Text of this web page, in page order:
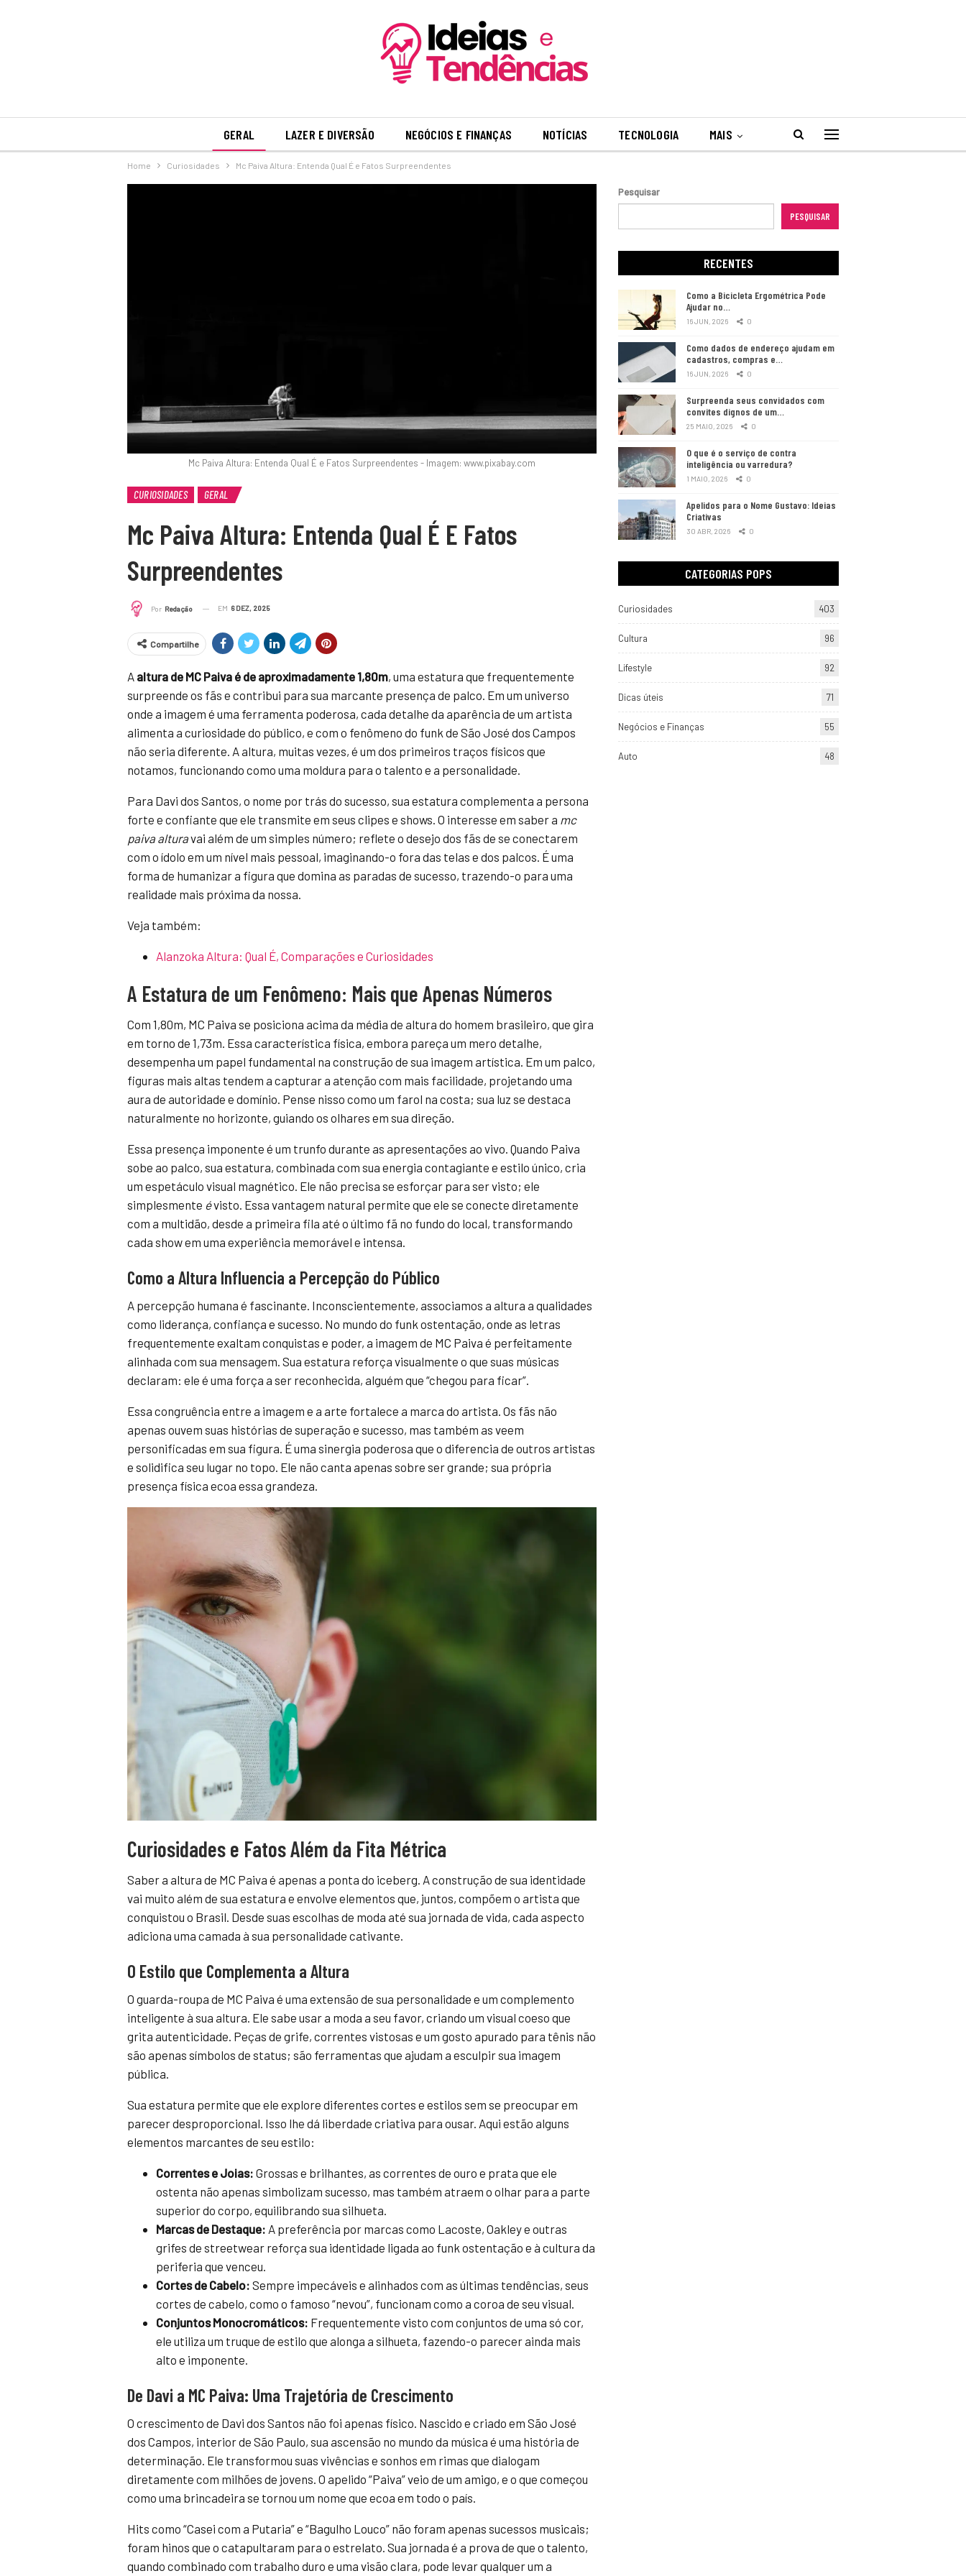
GERAL LAZER E DIVERSÃO NEGÓCIOS E FINANÇAS NOTÍCIAS TECNOLOGIA MAIS
Home Curiosidades Mc Paiva Altura: Entenda Qual É e Fatos Surpreendentes
Mc Paiva Altura: Entenda Qual É e Fatos Surpreendentes - Imagem: www.pixabay.com
CURIOSIDADES GERAL
Mc Paiva Altura: Entenda Qual É E Fatos
Surpreendentes
Por Redação EM 6 DEZ, 2025
Compartilhe
A altura de MC Paiva é de aproximadamente 1,80m, uma estatura que frequentemente
surpreende os fãs e contribui para sua marcante presença de palco. Em um universo
onde a imagem é uma ferramenta poderosa, cada detalhe da aparência de um artista
alimenta a curiosidade do público, e com o fenômeno do funk de São José dos Campos
não seria diferente. A altura, muitas vezes, é um dos primeiros traços físicos que
notamos, funcionando como uma moldura para o talento e a personalidade.
Para Davi dos Santos, o nome por trás do sucesso, sua estatura complementa a persona
forte e confiante que ele transmite em seus clipes e shows. O interesse em saber a mc
paiva alturavai além de um simples número; reflete o desejo dos fãs de se conectarem
com o ídolo em um nível mais pessoal, imaginando-o fora das telas e dos palcos. É uma
forma de humanizar a figura que domina as paradas de sucesso, trazendo-o para uma
realidade mais próxima da nossa.
Veja também:
Alanzoka Altura: Qual É, Comparações e Curiosidades
A Estatura de um Fenômeno: Mais que Apenas Números
Com 1,80m, MC Paiva se posiciona acima da média de altura do homem brasileiro, que gira
em torno de 1,73m. Essa característica física, embora pareça um mero detalhe,
desempenha um papel fundamental na construção de sua imagem artística. Em um palco,
figuras mais altas tendem a capturar a atenção com mais facilidade, projetando uma
aura de autoridade e domínio. Pense nisso como um farol na costa; sua luz se destaca
naturalmente no horizonte, guiando os olhares em sua direção.
Essa presença imponente é um trunfo durante as apresentações ao vivo. Quando Paiva
sobe ao palco, sua estatura, combinada com sua energia contagiante e estilo único, cria
um espetáculo visual magnético. Ele não precisa se esforçar para ser visto; ele
simplesmente évisto. Essa vantagem natural permite que ele se conecte diretamente
com a multidão, desde a primeira fila até o último fã no fundo do local, transformando
cada show em uma experiência memorável e intensa.
Como a Altura Influencia a Percepção do Público
A percepção humana é fascinante. Inconscientemente, associamos a altura a qualidades
como liderança, confiança e sucesso. No mundo do funk ostentação, onde as letras
frequentemente exaltam conquistas e poder, a imagem de MC Paiva é perfeitamente
alinhada com sua mensagem. Sua estatura reforça visualmente o que suas músicas
declaram: ele é uma força a ser reconhecida, alguém que “chegou para ficar”.
Essa congruência entre a imagem e a arte fortalece a marca do artista. Os fãs não
apenas ouvem suas histórias de superação e sucesso, mas também as veem
personificadas em sua figura. É uma sinergia poderosa que o diferencia de outros artistas
e solidifica seu lugar no topo. Ele não canta apenas sobre ser grande; sua própria
presença física ecoa essa grandeza.
Curiosidades e Fatos Além da Fita Métrica
Saber a altura de MC Paiva é apenas a ponta do iceberg. A construção de sua identidade
vai muito além de sua estatura e envolve elementos que, juntos, compõem o artista que
conquistou o Brasil. Desde suas escolhas de moda até sua jornada de vida, cada aspecto
adiciona uma camada à sua personalidade cativante.
O Estilo que Complementa a Altura
O guarda-roupa de MC Paiva é uma extensão de sua personalidade e um complemento
inteligente à sua altura. Ele sabe usar a moda a seu favor, criando um visual coeso que
grita autenticidade. Peças de grife, correntes vistosas e um gosto apurado para tênis não
são apenas símbolos de status; são ferramentas que ajudam a esculpir sua imagem
pública.
Sua estatura permite que ele explore diferentes cortes e estilos sem se preocupar em
parecer desproporcional. Isso lhe dá liberdade criativa para ousar. Aqui estão alguns
elementos marcantes de seu estilo:
Correntes e Joias: Grossas e brilhantes, as correntes de ouro e prata que ele
ostenta não apenas simbolizam sucesso, mas também atraem o olhar para a parte
superior do corpo, equilibrando sua silhueta.
Marcas de Destaque: A preferência por marcas como Lacoste, Oakley e outras
grifes de streetwear reforça sua identidade ligada ao funk ostentação e à cultura da
periferia que venceu.
Cortes de Cabelo: Sempre impecáveis e alinhados com as últimas tendências, seus
cortes de cabelo, como o famoso “nevou”, funcionam como a coroa de seu visual.
Conjuntos Monocromáticos: Frequentemente visto com conjuntos de uma só cor,
ele utiliza um truque de estilo que alonga a silhueta, fazendo-o parecer ainda mais
alto e imponente.
De Davi a MC Paiva: Uma Trajetória de Crescimento
O crescimento de Davi dos Santos não foi apenas físico. Nascido e criado em São José
dos Campos, interior de São Paulo, sua ascensão no mundo da música é uma história de
determinação. Ele transformou suas vivências e sonhos em rimas que dialogam
diretamente com milhões de jovens. O apelido “Paiva” veio de um amigo, e o que começou
como uma brincadeira se tornou um nome que ecoa em todo o país.
Hits como “Casei com a Putaria” e “Bagulho Louco” não foram apenas sucessos musicais;
foram hinos que o catapultaram para o estrelato. Sua jornada é a prova de que o talento,
quando combinado com trabalho duro e uma visão clara, pode levar qualquer um a
Pesquisar
PESQUISAR
RECENTES
Como a Bicicleta Ergométrica Pode
Ajudar no…
16 JUN, 2026 0
Como dados de endereço ajudam em
cadastros, compras e…
16 JUN, 2026 0
Surpreenda seus convidados com
convites dignos de um…
25 MAIO, 2026 0
O que é o serviço de contra
inteligência ou varredura?
1 MAIO, 2026 0
Apelidos para o Nome Gustavo: Ideias
Criativas
30 ABR, 2026 0
CATEGORIAS POPS
Curiosidades 403
Cultura 96
Lifestyle 92
Dicas úteis 71
Negócios e Finanças 55
Auto 48